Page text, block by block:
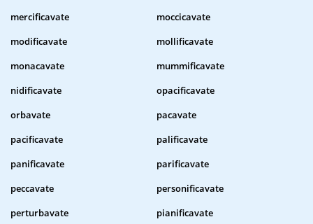
mercificavate
moccicavate
modificavate
mollificavate
monacavate
mummificavate
nidificavate
opacificavate
orbavate
pacavate
pacificavate
palificavate
panificavate
parificavate
peccavate
personificavate
perturbavate
pianificavate